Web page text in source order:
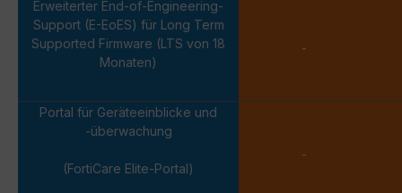
Erweiterter End-of-Engineering-
Support (E-EoES) für Long Term
Supported Firmware (LTS von 18
Monaten)
-
Portal für Geräteeinblicke und
-überwachung
(FortiCare Elite-Portal)
-